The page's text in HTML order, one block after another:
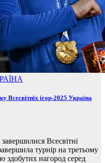
Всесвітніх ігор-2025 Україна
Всесвітні
турнір на третьому
здобутих нагород серед